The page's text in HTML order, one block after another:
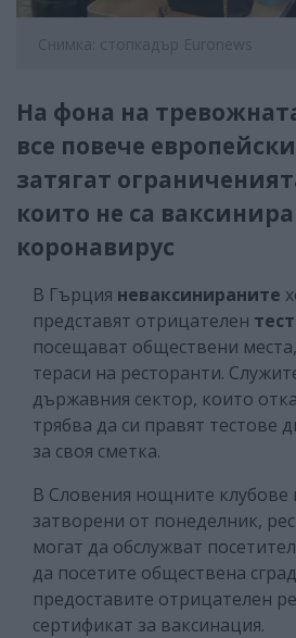
Снимка: стопкадър Euronews
На фона на
все повече
затягат
които не са
коронавирус
В Гърция неваксинираните
представят отрицателен тест
посещават обществени
тераси на ресторанти.
държавния сектор, които
трябва да си правят тестове
за своя сметка.
В Словения нощните
затворени от понеделник,
могат да обслужват
да посетите обществена
предоставите отрицателен
сертификат за ваксинация.